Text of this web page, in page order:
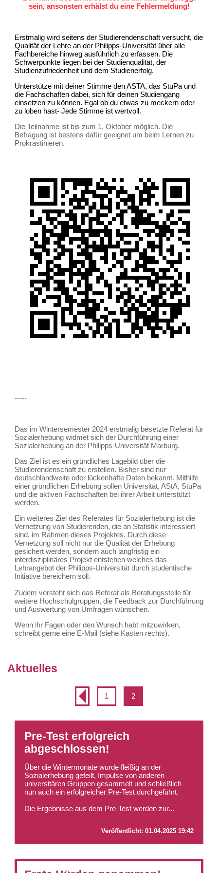
sein, ansonsten erhälst du eine Fehlermeldung!
Erstmalig wird seitens der Studierendenschaft versucht, die
Qualität der Lehre an der Philipps-Universität über alle
Fachbereiche hinweg ausführlich zu erfassen. Die
Schwerpunkte liegen bei der Studienqualität, der
Studienzufriedenheit und dem Studienerfolg.
Unterstütze mit deiner Stimme den ASTA, das StuPa und
die Fachschaften dabei, sich für deinen Studiengang
einsetzen zu können. Egal ob du etwas zu meckern oder
zu loben hast- Jede Stimme ist wertvoll.
Die Teilnahme ist bis zum 1. Oktober möglich. Die
Befragung ist bestens dafür geeignet um beim Lernen zu
Prokrastinieren.
-----
Das im Wintersemester 2024 erstmalig besetzte Referat für
Sozialerhebung widmet sich der Durchführung einer
Sozialerhebung an der Philipps-Universität Marburg.
Das Ziel ist es ein gründliches Lagebild über die
Studierendenschaft zu erstellen. Bisher sind nur
deutschlandweite oder lückenhafte Daten bekannt. Mithilfe
einer gründlichen Erhebung sollen Universität, AStA, StuPa
und die aktiven Fachschaften bei ihrer Arbeit unterstützt
werden.
Ein weiteres Ziel des Referates für Sozialerhebung ist die
Vernetzung von Studierenden, die an Statistik interessiert
sind, im Rahmen dieses Projektes. Durch diese
Vernetzung soll nicht nur die Qualität der Erhebung
gesichert werden, sondern auch langfristig ein
interdisziplinäres Projekt entstehen welches das
Lehrangebot der Philipps-Universität durch studentische
Initiative bereichern soll.
Zudem versteht sich das Referat als Beratungsstelle für
weitere Hochschulgruppen, die Feedback zur Durchführung
und Auswertung von Umfragen wünschen.
Wenn ihr Fagen oder den Wunsch habt mitzuwirken,
schreibt gerne eine E-Mail (siehe Kasten rechts).
Aktuelles
1 2
Pre-Test erfolgreich
abgeschlossen!
Über die Wintermonate wurde fleißig an der
Sozialerhebung gefeilt, Impulse von anderen
universitären Gruppen gesammelt und schließlich
nun auch ein erfolgreicher Pre-Test durchgeführt.
Die Ergebnisse aus dem Pre-Test werden zur...
Veröffentlicht:01.04.2025 19:42